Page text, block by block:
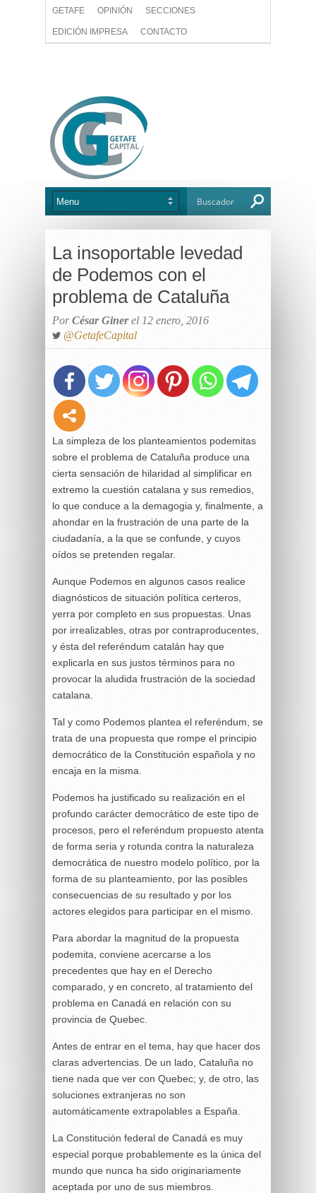
GETAFE OPINIÓN SECCIONES
EDICIÓN IMPRESA CONTACTO
La insoportable levedad
de Podemos con el
problema de Cataluña
PorCésar Ginerel 12 enero, 2016
@GetafeCapital
La simpleza de los planteamientos podemitas
sobre el problema de Cataluña produce una
cierta sensación de hilaridad al simplificar en
extremo la cuestión catalana y sus remedios,
lo que conduce a la demagogia y, finalmente, a
ahondar en la frustración de una parte de la
ciudadanía, a la que se confunde, y cuyos
oídos se pretenden regalar.
Aunque Podemos en algunos casos realice
diagnósticos de situación política certeros,
yerra por completo en sus propuestas. Unas
por irrealizables, otras por contraproducentes,
y ésta del referéndum catalán hay que
explicarla en sus justos términos para no
provocar la aludida frustración de la sociedad
catalana.
Tal y como Podemos plantea el referéndum, se
trata de una propuesta que rompe el principio
democrático de la Constitución española y no
encaja en la misma.
Podemos ha justificado su realización en el
profundo carácter democrático de este tipo de
procesos, pero el referéndum propuesto atenta
de forma seria y rotunda contra la naturaleza
democrática de nuestro modelo político, por la
forma de su planteamiento, por las posibles
consecuencias de su resultado y por los
actores elegidos para participar en el mismo.
Para abordar la magnitud de la propuesta
podemita, conviene acercarse a los
precedentes que hay en el Derecho
comparado, y en concreto, al tratamiento del
problema en Canadá en relación con su
provincia de Quebec.
Antes de entrar en el tema, hay que hacer dos
claras advertencias. De un lado, Cataluña no
tiene nada que ver con Quebec; y, de otro, las
soluciones extranjeras no son
automáticamente extrapolables a España.
La Constitución federal de Canadá es muy
especial porque probablemente es la única del
mundo que nunca ha sido originariamente
aceptada por uno de sus miembros.